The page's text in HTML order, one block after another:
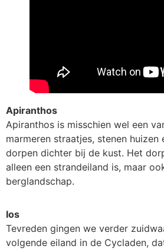
Apiranthos
Apiranthos is misschien wel een
marmeren straatjes, stenen
dorpen dichter bij de kust. Het
alleen een strandeiland is, maar
berglandschap.
Ios
Tevreden gingen we verder
volgende eiland in de Cycladen,